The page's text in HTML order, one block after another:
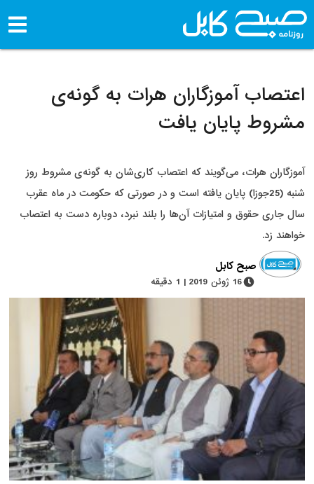
اعتصاب آموزگاران هرات به گونه‌ی
مشروط پایان یافت
آموزگاران هرات، می‌گویند که اعتصاب کاری‌شان به گونه‌ی مشروط روز
شنبه (25جوزا) پایان یافته است و در صورتی که حکومت در ماه عقرب
سال جاری حقوق و امتیازات آن‌ها را بلند نبرد، دوباره دست به اعتصاب
خواهند زد.
صبح کابل
16 ژوئن 2019 | 1 دقیقه